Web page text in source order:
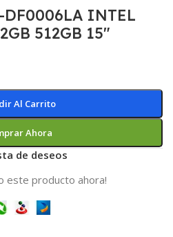
DF0006LA INTEL
512GB 15″
Al Carrito
Ahora
de deseos
este producto ahora!